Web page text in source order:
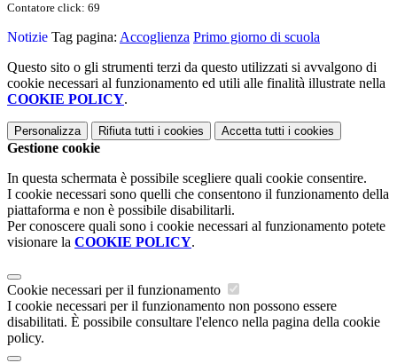
Contatore click: 69
Notizie Tag pagina: Accoglienza Primo giorno di scuola
Questo sito o gli strumenti terzi da questo utilizzati si avvalgono di
cookie necessari al funzionamento ed utili alle finalità illustrate nella
COOKIE POLICY.
Personalizza Rifiuta tutti i cookies Accetta tutti i cookies
Gestione cookie
In questa schermata è possibile scegliere quali cookie consentire.
I cookie necessari sono quelli che consentono il funzionamento della
piattaforma e non è possibile disabilitarli.
Per conoscere quali sono i cookie necessari al funzionamento potete
visionare la COOKIE POLICY.
Cookie necessari per il funzionamento
I cookie necessari per il funzionamento non possono essere
disabilitati. È possibile consultare l'elenco nella pagina della cookie
policy.